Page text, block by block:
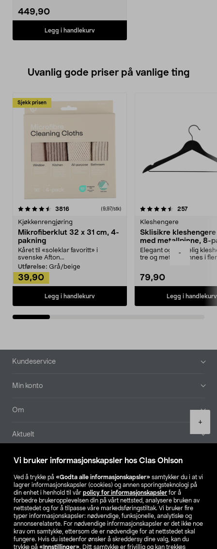
Vi bruker informasjonskapsler hos Clas Ohlson
Ved å trykke på «Godta alle informasjonskapsler» samtykker du i at vi
lagrer informasjonskapsler (cookies) og annen sporingsteknologi på
din enhet i henhold til vår policy for informasjonskapsler for å
forbedre brukeropplevelsen din på vårt nettsted, analysere bruken av
nettstedet og for å tilpasse våre markedsføringstiltak. Vi bruker fire
typer informasjonskapsler: nødvendige, funksjonelle, analytiske og
annonserelaterte. For nødvendige informasjonskapsler er det ikke noe
krav om samtykke, ettersom de er nødvendige for at nettstedet skal
fungere. Hvis du istedenfor ønsker å skreddersy dine valg, kan du
trykke på «Innstillinger». Ditt samtykke er frivillig og kan trekkes
-
+
449,90
Legg i handlekurv
Uvanlig gode priser på vanlige ting
Sjekk prisen
3816anmeldelser(9,97/stk)
Kjøkkenrengjøring
Mikrofiberklut 32 x 31 cm, 4-
pakning
Kåret til «soleklar favoritt» i
svenske Afton...
Utførelse: Grå/beige
39,90
Legg i handlekurv
4.5av 5 stjerner 257
Kleshengere
Sklisikre
med metallpinne, 8-
Elegant og skikkelig
tre og metall – finnes i
79,90
Legg i handlekurv
4.5av 5 stjerner
Bunntekst
Kundeservice
Min konto
Om
Aktuelt
Våre selskaper
Finn din butikk
SE NO FI